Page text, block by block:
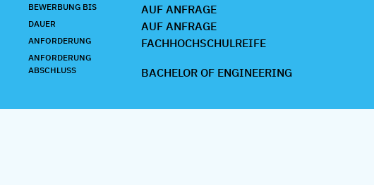
BEWERBUNG BIS AUF ANFRAGE
DAUER AUF ANFRAGE
ANFORDERUNG FACHHOCHSCHULREIFE
ANFORDERUNG
ABSCHLUSS
BACHELOR OF ENGINEERING